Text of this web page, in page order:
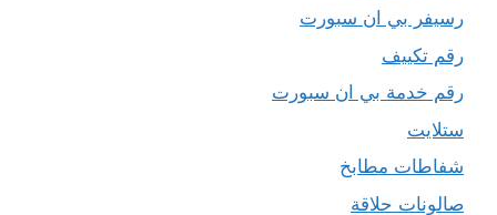
رسيفر بي ان سبورت
رقم تكييف
رقم خدمة بي ان سبورت
ستلايت
شفاطات مطابخ
صالونات حلاقة